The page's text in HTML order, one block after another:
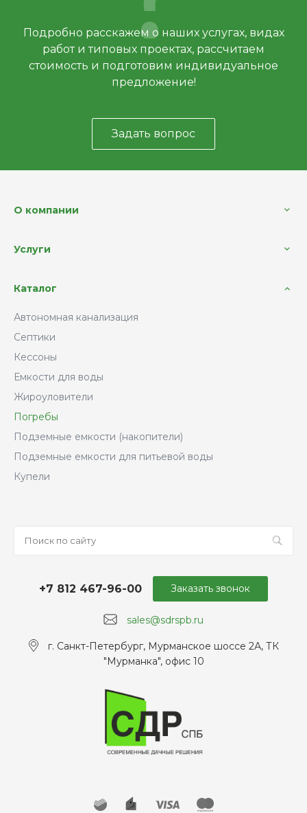
Подробно расскажем о наших услугах, видах
работ и типовых проектах, рассчитаем
стоимость и подготовим индивидуальное
предложение!
Задать вопрос
О компании
Услуги
Каталог
Автономная канализация
Септики
Кессоны
Емкости для воды
Жироуловители
Погребы
Подземные емкости (накопители)
Подземные емкости для питьевой воды
Купели
sales@sdrspb.ru
+7 812 467-96-00
г. Санкт-Петербург, Мурманское шоссе 2А, ТК
"Мурманка", офис 10
Заказать звонок